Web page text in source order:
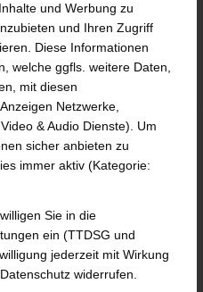
say thatckoenig
already.
in die
begrüßt
und Werbung zu
und Ihren Zugriff
Diese Informationen
welche ggfls. weitere Daten,
mit diesen
Netzwerke,
& Audio Dienste). Um
sicher anbieten zu
immer aktiv (Kategorie:
Sie in die
ein (TTDSG und
jederzeit mit Wirkung
widerrufen.